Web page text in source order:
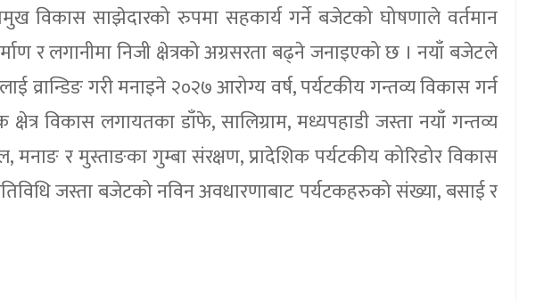
विकास साझेदारको रुपमा सहकार्य गर्ने बजेटको घोषणाले वर्तमान
र लगानीमा निजी क्षेत्रको अग्रसरता बढ्ने जनाइएको छ । नयाँ बजेटले
व्रान्डिङ गरी मनाइने २०२७ आरोग्य वर्ष, पर्यटकीय गन्तव्य विकास गर्न
क्षेत्र विकास लगायतका डाँफे, सालिग्राम, मध्यपहाडी जस्ता नयाँ गन्तव्य
मनाङ र मुस्ताङका गुम्बा संरक्षण, प्रादेशिक पर्यटकीय कोरिडोर विकास
जस्ता बजेटको नविन अवधारणाबाट पर्यटकहरुको संख्या, बसाई र